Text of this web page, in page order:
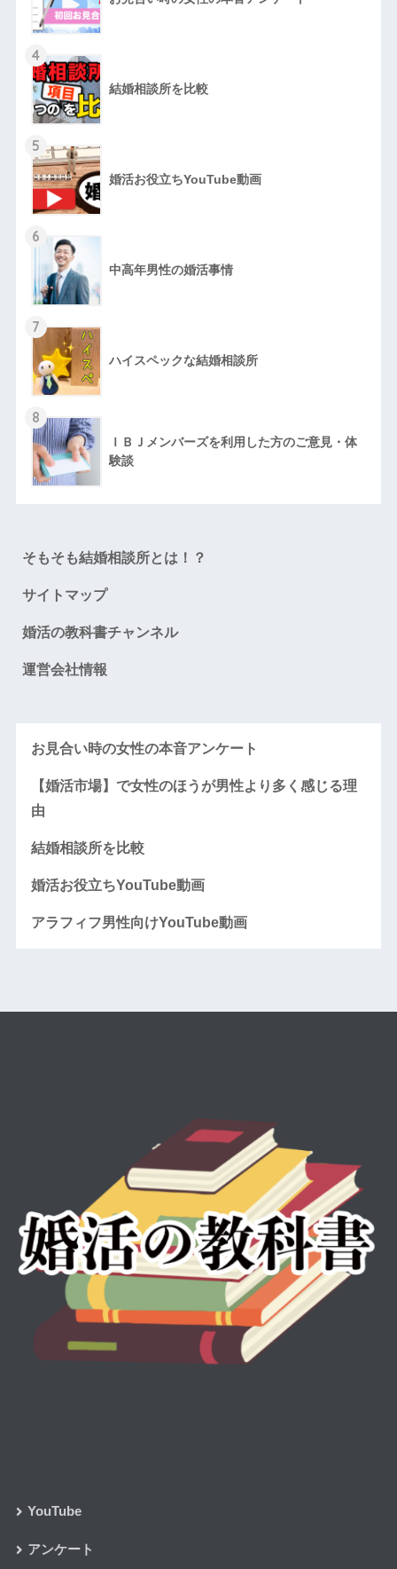
4
結婚相談所を比較
5
婚活お役立ちYouTube動画
6
中高年男性の婚活事情
7
ハイスペックな結婚相談所
8
ＩＢＪメンバーズを利用した方のご意見・体
験談
そもそも結婚相談所とは！？
サイトマップ
婚活の教科書チャンネル
運営会社情報
お見合い時の女性の本音アンケート
【婚活市場】で女性のほうが男性より多く感じる理
由
結婚相談所を比較
婚活お役立ちYouTube動画
アラフィフ男性向けYouTube動画
YouTube
アンケート